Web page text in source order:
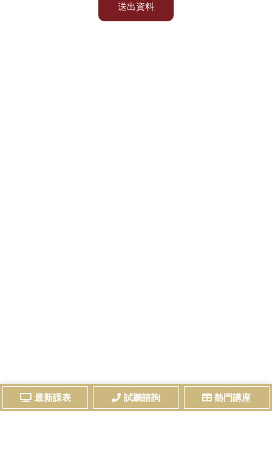
最新課表 試聽諮詢 熱門講座
送出資料